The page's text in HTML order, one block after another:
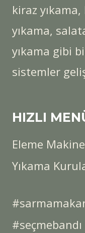
kiraz yıkama,
yıkama,
yıkama gibi
sistemler
HIZLI
Eleme
Yıkama
#seçmebandı